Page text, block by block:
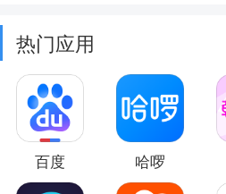
热门应用
百度 哈啰